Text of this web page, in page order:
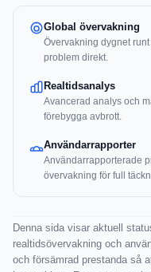
Global övervakning
Övervakning dygnet
problem direkt.
Realtidsanalys
Avancerad analys och
förebygga avbrott.
Användarrapporter
Användarrapporterade
övervakning för full
Denna sida visar aktuell
realtidsövervakning och
och försämrad prestanda så